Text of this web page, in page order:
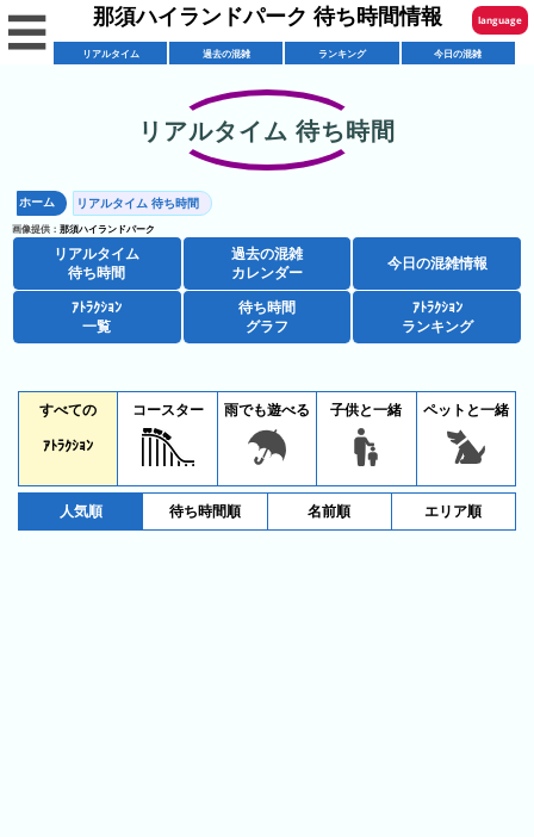
ア
ル
タ
時
間
混
雑
ー
カ
レ
ン
ト
ラ
ン
覧
ョ
ッ
一
覧
ア
ラ
ク
人
気
今
日
の
English
ภาษาไทย
日本語
☰ 那須ハイランドパーク 待ち時間情報 language
リアルタイム 過去の混雑 ランキング 今日の混雑
リアルタイム 待ち時間
ホーム リアルタイム 待ち時間
画像提供： 那須ハイランドパーク
リアルタイム
待ち時間
過去の混雑
カレンダー
今日の混雑情報
ｱﾄﾗｸｼｮﾝ
一覧
待ち時間
グラフ
ｱﾄﾗｸｼｮﾝ
ランキング
すべての
ｱﾄﾗｸｼｮﾝ
コースター 雨でも遊べる 子供と一緒 ペットと一緒
人気順 待ち時間順 名前順 エリア順